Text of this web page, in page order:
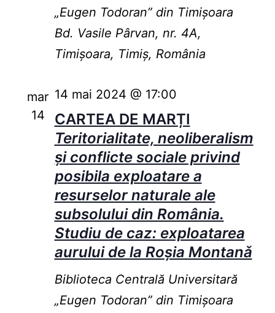
„Eugen Todoran” din Timişoara
Bd. Vasile Pârvan, nr. 4A,
Timișoara, Timiș, România
mar
14
CARTEA DE MARȚI
Teritorialitate, neoliberalism
și conflicte sociale privind
posibila exploatare a
resurselor naturale ale
subsolului din România.
Studiu de caz: exploatarea
aurului de la Roșia Montanǎ
14 mai 2024 @ 17:00
Biblioteca Centrală Universitară
„Eugen Todoran” din Timişoara